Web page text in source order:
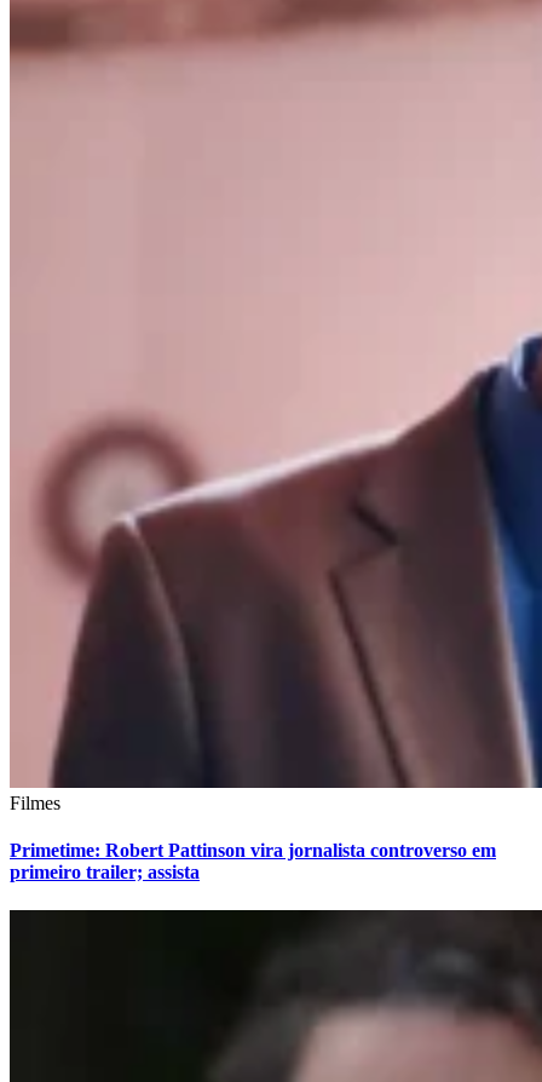
Filmes
Primetime: Robert Pattinson vira jornalista controverso em
primeiro trailer; assista